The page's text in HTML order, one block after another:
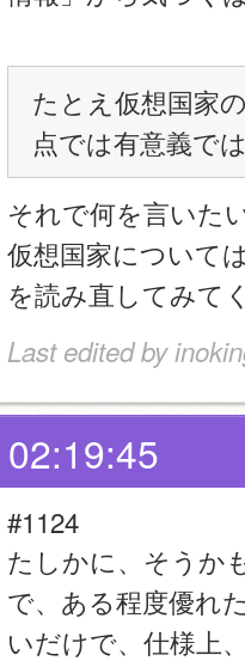
たとえ仮想国家
点では有意義で
それで何を言いた
仮想国家について
を読み直してみて
Last edited by
#1124
たしかに、そうか
で、ある程度優れ
いだけで、仕様上